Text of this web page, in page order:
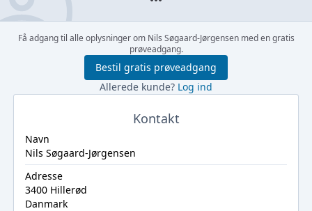
Få adgang til alle oplysninger om Nils Søgaard-Jørgensen med en gratis
prøveadgang.
Bestil gratis prøveadgang
Allerede kunde? Log ind
Kontakt
Navn
Nils Søgaard-Jørgensen
Adresse
3400 Hillerød
Danmark